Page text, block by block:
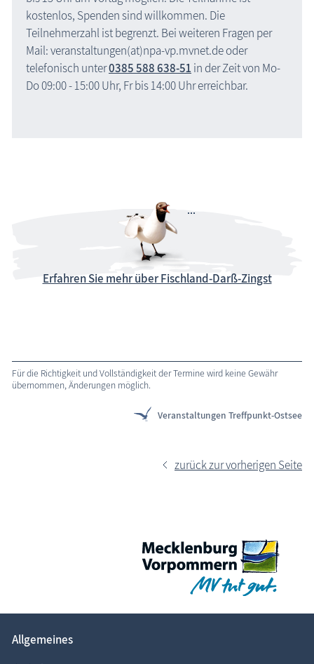
kostenlos, Spenden sind willkommen. Die
Teilnehmerzahl ist begrenzt. Bei weiteren Fragen per
Mail: veranstaltungen(at)npa-vp.mvnet.de oder
telefonisch unter0385 588 638-51 in der Zeit von Mo-
Do 09:00 - 15:00 Uhr, Fr bis 14:00 Uhr erreichbar.
Erfahren Sie mehr über Fischland-Darß-Zingst
Für die Richtigkeit und Vollständigkeit der Termine wird keine Gewähr
übernommen, Änderungen möglich.
Veranstaltungen Treffpunkt-Ostsee
zurück zur vorherigen Seite
Allgemeines